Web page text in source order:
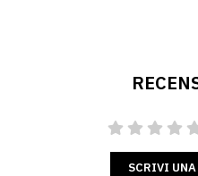
SCRIVI